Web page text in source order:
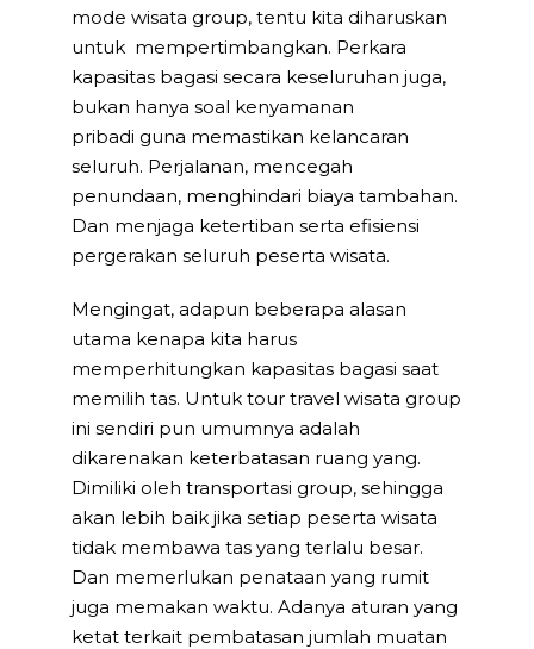
mode wisata group, tentu kita diharuskan
untuk mempertimbangkan. Perkara
kapasitas bagasi secara keseluruhan juga,
bukan hanya soal kenyamanan
pribadi guna memastikan kelancaran
seluruh. Perjalanan, mencegah
penundaan, menghindari biaya tambahan.
Dan menjaga ketertiban serta efisiensi
pergerakan seluruh peserta wisata.
Mengingat, adapun beberapa alasan
utama kenapa kita harus
memperhitungkan kapasitas bagasi saat
memilih tas. Untuk tour travel wisata group
ini sendiri pun umumnya adalah
dikarenakan keterbatasan ruang yang.
Dimiliki oleh transportasi group, sehingga
akan lebih baik jika setiap peserta wisata
tidak membawa tas yang terlalu besar.
Dan memerlukan penataan yang rumit
juga memakan waktu. Adanya aturan yang
ketat terkait pembatasan jumlah muatan